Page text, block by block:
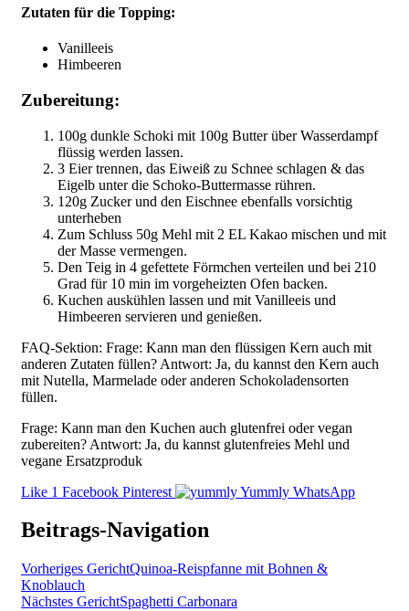
Zutaten für die Topping:
Vanilleeis
Himbeeren
Zubereitung:
100g dunkle Schoki mit 100g Butter über Wasserdampf
flüssig werden lassen.
3 Eier trennen, das Eiweiß zu Schnee schlagen & das
Eigelb unter die Schoko-Buttermasse rühren.
120g Zucker und den Eischnee ebenfalls vorsichtig
unterheben
Zum Schluss 50g Mehl mit 2 EL Kakao mischen und mit
der Masse vermengen.
Den Teig in 4 gefettete Förmchen verteilen und bei 210
Grad für 10 min im vorgeheizten Ofen backen.
Kuchen auskühlen lassen und mit Vanilleeis und
Himbeeren servieren und genießen.
FAQ-Sektion: Frage: Kann man den flüssigen Kern auch mit
anderen Zutaten füllen? Antwort: Ja, du kannst den Kern auch
mit Nutella, Marmelade oder anderen Schokoladensorten
füllen.
Frage: Kann man den Kuchen auch glutenfrei oder vegan
zubereiten? Antwort: Ja, du kannst glutenfreies Mehl und
vegane Ersatzproduk
Like 1 Facebook Pinterest Yummly WhatsApp
Beitrags-Navigation
Vorheriges GerichtQuinoa-Reispfanne mit Bohnen &
Knoblauch
Nächstes GerichtSpaghetti Carbonara